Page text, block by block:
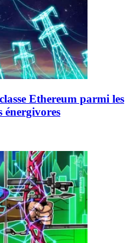
Ethereum parmi les
énergivores